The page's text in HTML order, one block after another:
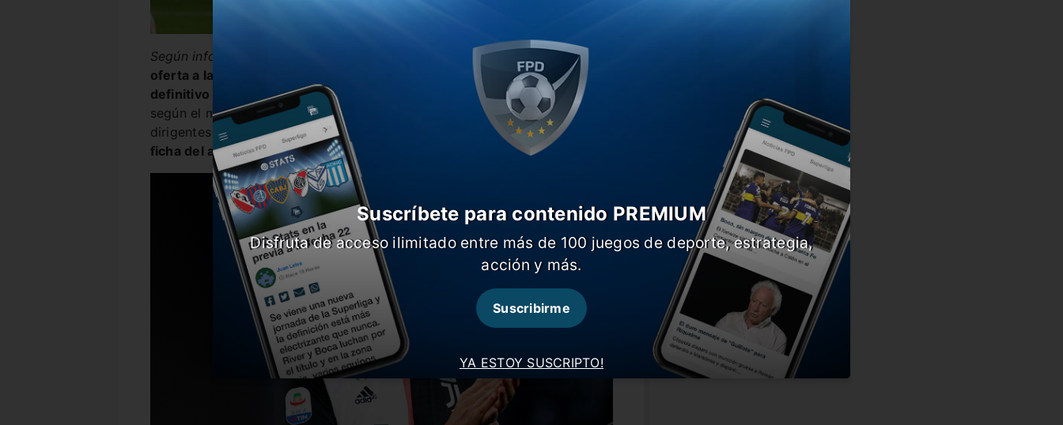
Según informó Stadio Sport
el equipo de Simeone habría realizado una
oferta a la Vecchia Signora por 35 millones de euros más el pase
definitivo de Álvaro Morata, a cambio de Paulo Dybala.
Una oferta que
según el medio del viejo continente,
fue vista con buenos ojospor los
dirigentes del conjunto de Turín,
teniendo en cuenta que el valor de la
ficha del argentino sería de 45 millones.
YA ESTOY SUSCRIPTO!
Suscríbete para contenido PREMIUM
Disfruta de acceso ilimitado entre más de 100 juegos de deporte, estrategia,
acción y más.
Suscribirme